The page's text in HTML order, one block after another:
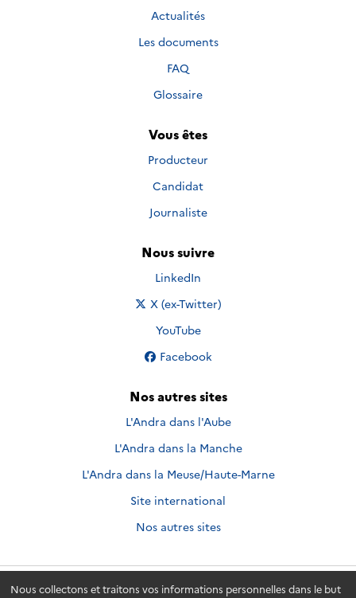
Nous collectons et traitons vos informations personnelles dans le but
Actualités
Les documents
FAQ
Glossaire
Vous êtes
Producteur
Candidat
Journaliste
Nous suivre
Nous suivre sur
LinkedIn
Nous suivre sur
X (ex-Twitter)
Nous suivre sur
YouTube
Nous suivre sur
Facebook
Nos autres sites
L'Andra dans l'Aube
L'Andra dans la Manche
L'Andra dans la Meuse/Haute-Marne
Site international
Nos autres sites
Andra.fr © 2026 - Andra. Tous droits réservés.